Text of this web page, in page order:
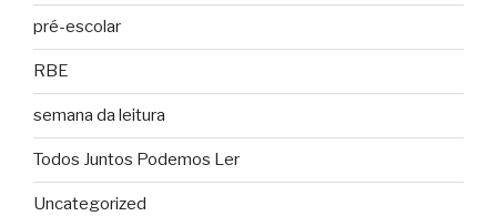
pré-escolar
RBE
semana da leitura
Todos Juntos Podemos Ler
Uncategorized